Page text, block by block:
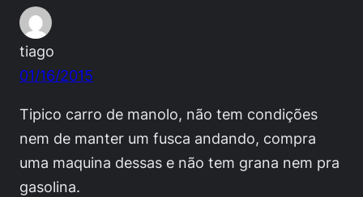
tiago
01/16/2015
Tipico carro de manolo, não tem condições
nem de manter um fusca andando, compra
uma maquina dessas e não tem grana nem pra
gasolina.